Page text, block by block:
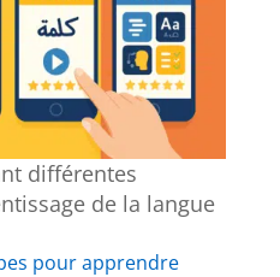
différentes
de la langue
pour apprendre